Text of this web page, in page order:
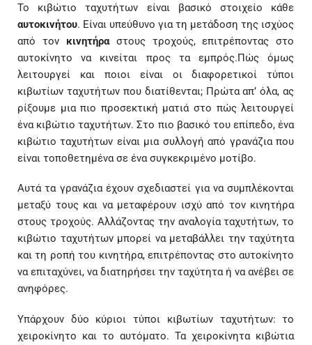
Το κιβώτιο ταχυτήτων είναι βασικό στοιχείο κάθε
αυτοκινήτου. Είναι υπεύθυνο για τη μετάδοση της ισχύος
από τον κινητήρα στους τροχούς, επιτρέποντας στο
αυτοκίνητο να κινείται προς τα εμπρός.Πώς όμως
λειτουργεί και ποιοι είναι οι διαφορετικοί τύποι
κιβωτίων ταχυτήτων που διατίθενται; Πρώτα απ’ όλα, ας
ρίξουμε μια πιο προσεκτική ματιά στο πώς λειτουργεί
ένα κιβώτιο ταχυτήτων. Στο πιο βασικό του επίπεδο, ένα
κιβώτιο ταχυτήτων είναι μια συλλογή από γρανάζια που
είναι τοποθετημένα σε ένα συγκεκριμένο μοτίβο.
Αυτά τα γρανάζια έχουν σχεδιαστεί για να συμπλέκονται
μεταξύ τους και να μεταφέρουν ισχύ από τον κινητήρα
στους τροχούς. Αλλάζοντας την αναλογία ταχυτήτων, το
κιβώτιο ταχυτήτων μπορεί να μεταβάλλει την ταχύτητα
και τη ροπή του κινητήρα, επιτρέποντας στο αυτοκίνητο
να επιταχύνει, να διατηρήσει την ταχύτητα ή να ανέβει σε
ανηφόρες.
Υπάρχουν δύο κύριοι τύποι κιβωτίων ταχυτήτων: το
χειροκίνητο και το αυτόματο. Τα χειροκίνητα κιβώτια